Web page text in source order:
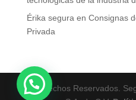
Érika seguraen Consignas
Privada
Derechos Reservados.